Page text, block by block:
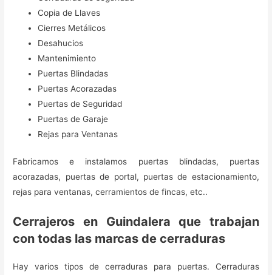
Copia de Llaves
Cierres Metálicos
Desahucios
Mantenimiento
Puertas Blindadas
Puertas Acorazadas
Puertas de Seguridad
Puertas de Garaje
Rejas para Ventanas
Fabricamos e instalamos puertas blindadas, puertas
acorazadas, puertas de portal, puertas de estacionamiento,
rejas para ventanas, cerramientos de fincas, etc..
Cerrajeros en Guindalera que trabajan
con todas las marcas de cerraduras
Hay varios tipos de cerraduras para puertas. Cerraduras